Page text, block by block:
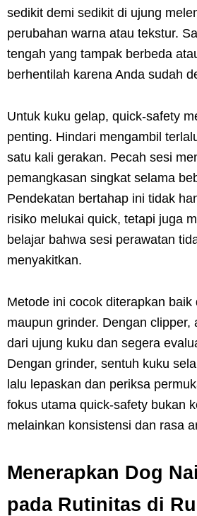
sedikit demi sedikit di ujung
perubahan warna atau tekstur.
tengah yang tampak berbeda
berhentilah karena Anda sudah
Untuk kuku gelap, quick-safety
penting. Hindari mengambil
satu kali gerakan. Pecah sesi
pemangkasan singkat selama
Pendekatan bertahap ini tidak
risiko melukai quick, tetapi juga
belajar bahwa sesi perawatan
menyakitkan.
Metode ini cocok diterapkan baik
maupun grinder. Dengan clipper,
dari ujung kuku dan segera
Dengan grinder, sentuh kuku
lalu lepaskan dan periksa
fokus utama quick-safety bukan
melainkan konsistensi dan rasa
Menerapkan Dog
pada Rutinitas di